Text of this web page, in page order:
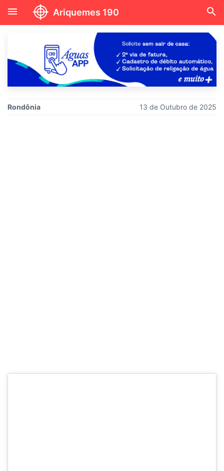
menu Ariquemes 190 search
Rondônia 13 de Outubro de 2025